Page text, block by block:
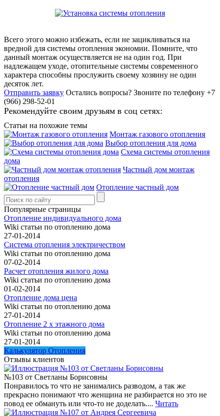
Всего этого можно избежать, если не зацикливаться на
вредной для системы отопления экономии. Помните, что
данный монтаж осуществляется не на один год. При
надлежащем уходе, отопительные системы современного
характера способны прослужить своему хозяину не один
десяток лет.
Отправить заявку Остались вопросы? Звоните по телефону +7
(966) 298-52-01
Рекомендуйте своим друзьям в соц сетях:
Статьи на похожие темы
Монтаж газового отопления
Выбор отопления для дома
Схема системы отопления
дома
Частный дом монтаж
отопления
Отопление частный дом
Популярные страницы
Отопление индивидуального дома
Wiki статьи по отоплению дома
27-01-2014
Система отопления электричеством
Wiki статьи по отоплению дома
07-02-2014
Расчет отопления жилого дома
Wiki статьи по отоплению дома
01-02-2014
Отопление дома цена
Wiki статьи по отоплению дома
27-01-2014
Отопление 2 х этажного дома
Wiki статьи по отоплению дома
27-01-2014
Калькулятор Отопления
Отзывы клиентов
№103 от Светланы Борисовны
Понравилось то что не занимались разводом, а так же
прекрасно понимают что женщина не разбирается но это не
повод ее обмануть или что-то не доделать.... Читать